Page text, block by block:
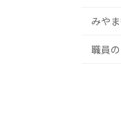
みや
職員